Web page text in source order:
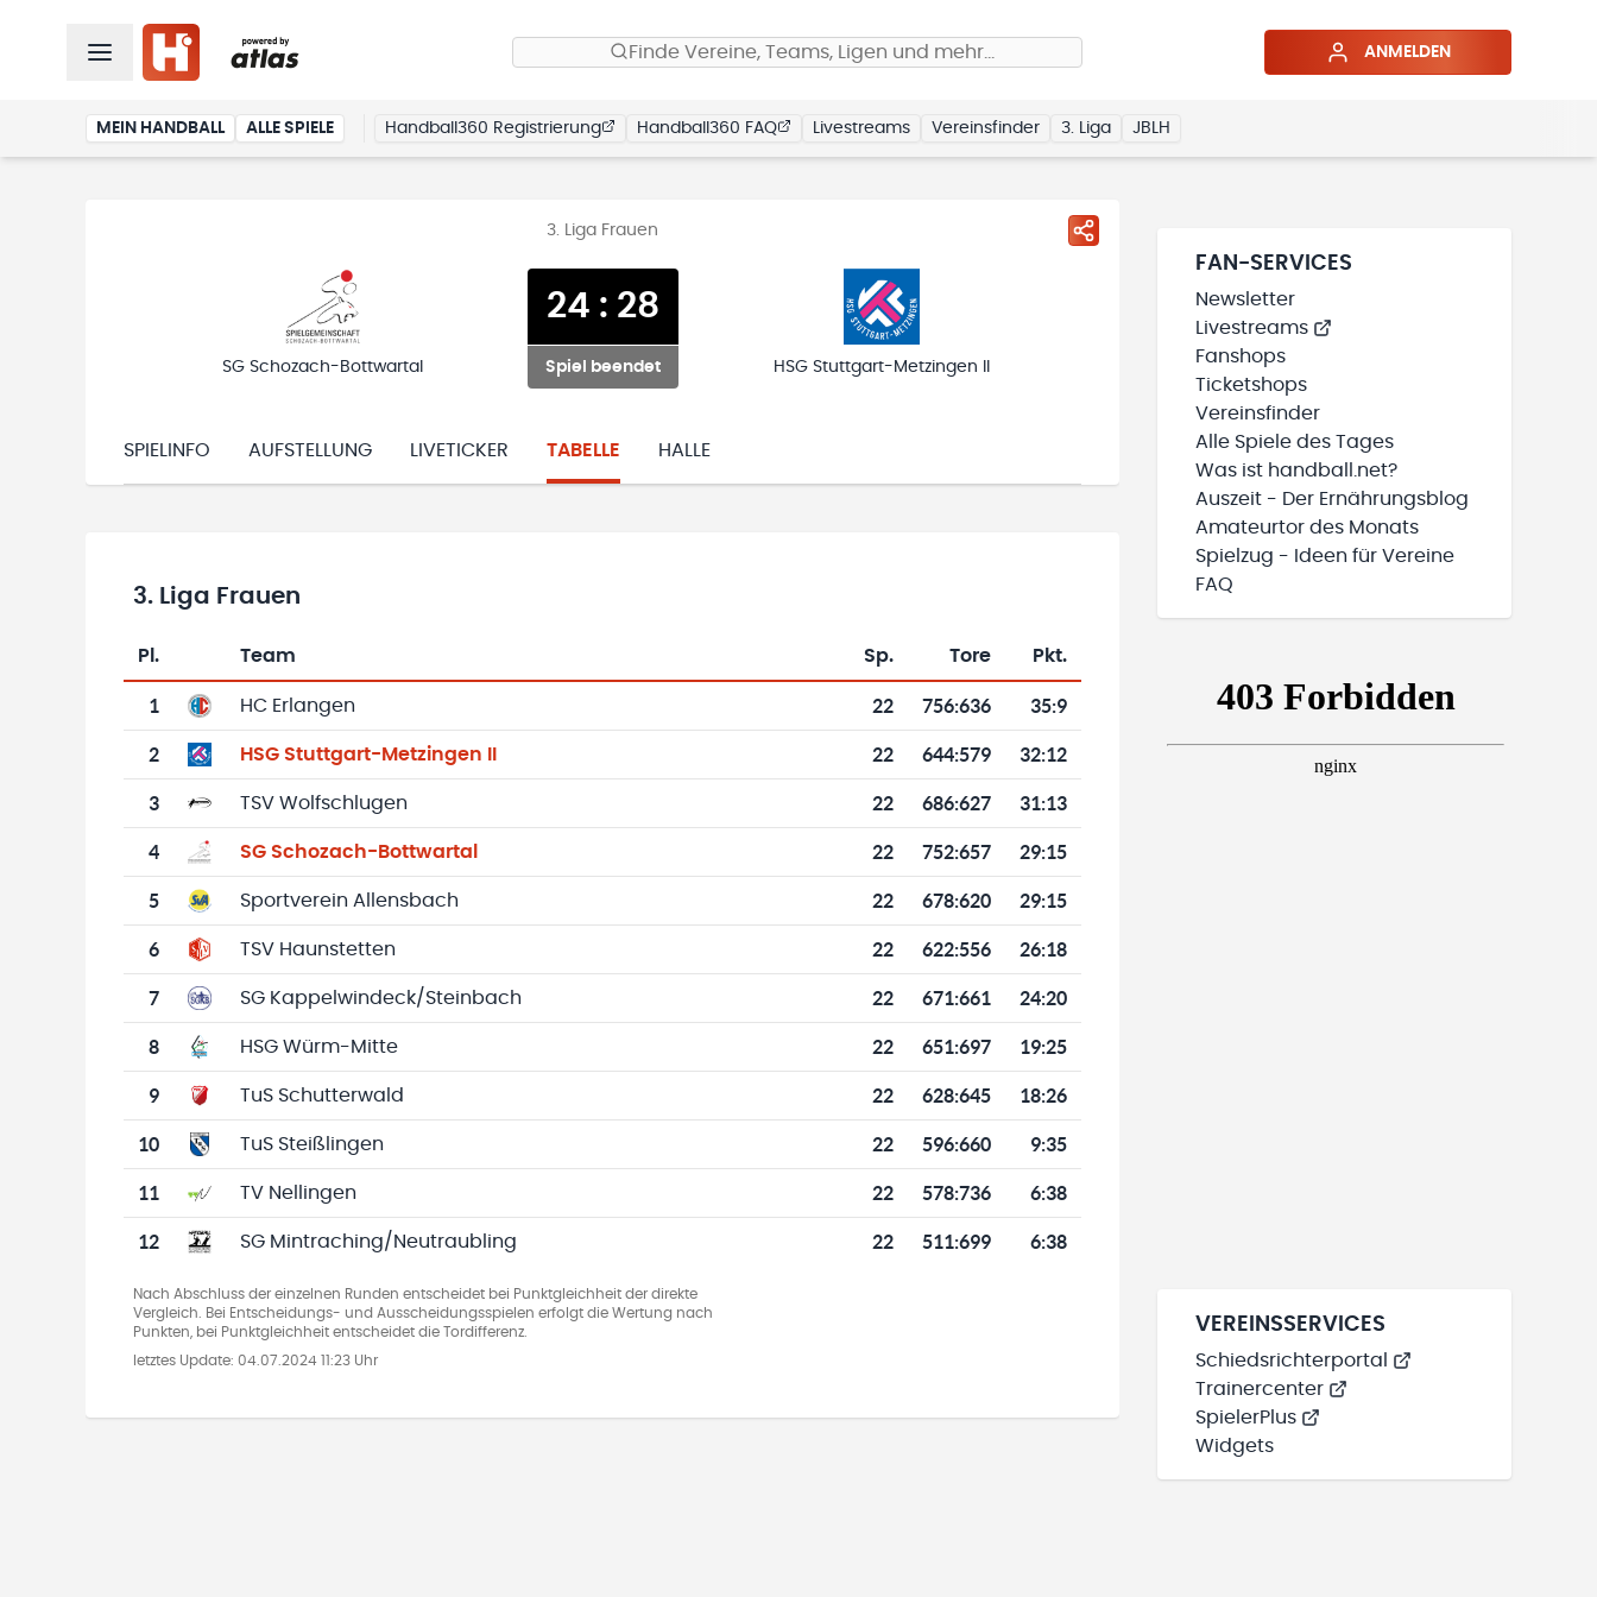
Finde Vereine, Teams, Ligen und mehr… ANMELDEN
MEIN HANDBALL ALLE SPIELE Handball360 Registrierung Handball360 FAQ Livestreams Vereinsfinder 3. Liga JBLH
3. Liga Frauen
SG Schozach-Bottwartal
24 : 28
Spiel beendet HSG Stuttgart-Metzingen II
SPIELINFO AUFSTELLUNG LIVETICKER TABELLE HALLE
3. Liga Frauen
Tabelle mit Vereinsplatzierungen, Spielen, Toren und Punkten
Pl. Team Sp. Tore Pkt.
1 HC Erlangen 22 756:636 35:9
2 HSG Stuttgart-Metzingen II 22 644:579 32:12
3 TSV Wolfschlugen 22 686:627 31:13
4 SG Schozach-Bottwartal 22 752:657 29:15
5 Sportverein Allensbach 22 678:620 29:15
6 TSV Haunstetten 22 622:556 26:18
7 SG Kappelwindeck/Steinbach 22 671:661 24:20
8 HSG Würm-Mitte 22 651:697 19:25
9 TuS Schutterwald 22 628:645 18:26
10 TuS Steißlingen 22 596:660 9:35
11 TV Nellingen 22 578:736 6:38
12 SG Mintraching/Neutraubling 22 511:699 6:38
Nach Abschluss der einzelnen Runden entscheidet bei Punktgleichheit der direkte
Vergleich. Bei Entscheidungs- und Ausscheidungsspielen erfolgt die Wertung nach
Punkten, bei Punktgleichheit entscheidet die Tordifferenz.
letztes Update: 04.07.2024 11:23 Uhr
FAN-SERVICES
Newsletter
Livestreams
Fanshops
Ticketshops
Vereinsfinder
Alle Spiele des Tages
Was ist handball.net?
Auszeit - Der Ernährungsblog
Amateurtor des Monats
Spielzug - Ideen für Vereine
FAQ
VEREINSSERVICES
Schiedsrichterportal
Trainercenter
SpielerPlus
Widgets